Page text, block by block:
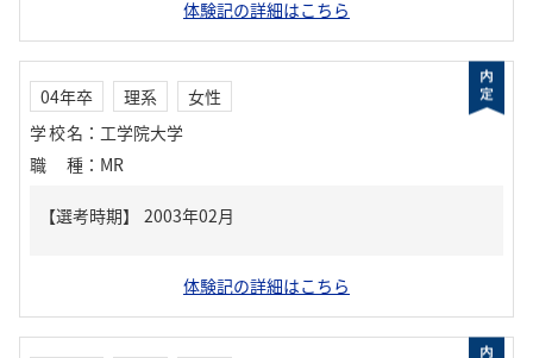
体験記の詳細はこちら
04年卒 理系
女性
学校名 ： 工学院大学
職種 ： MR
体験記の詳細はこちら